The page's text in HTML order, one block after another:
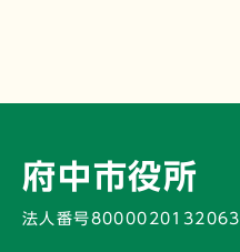
府中市役所
法人番号8000020132063